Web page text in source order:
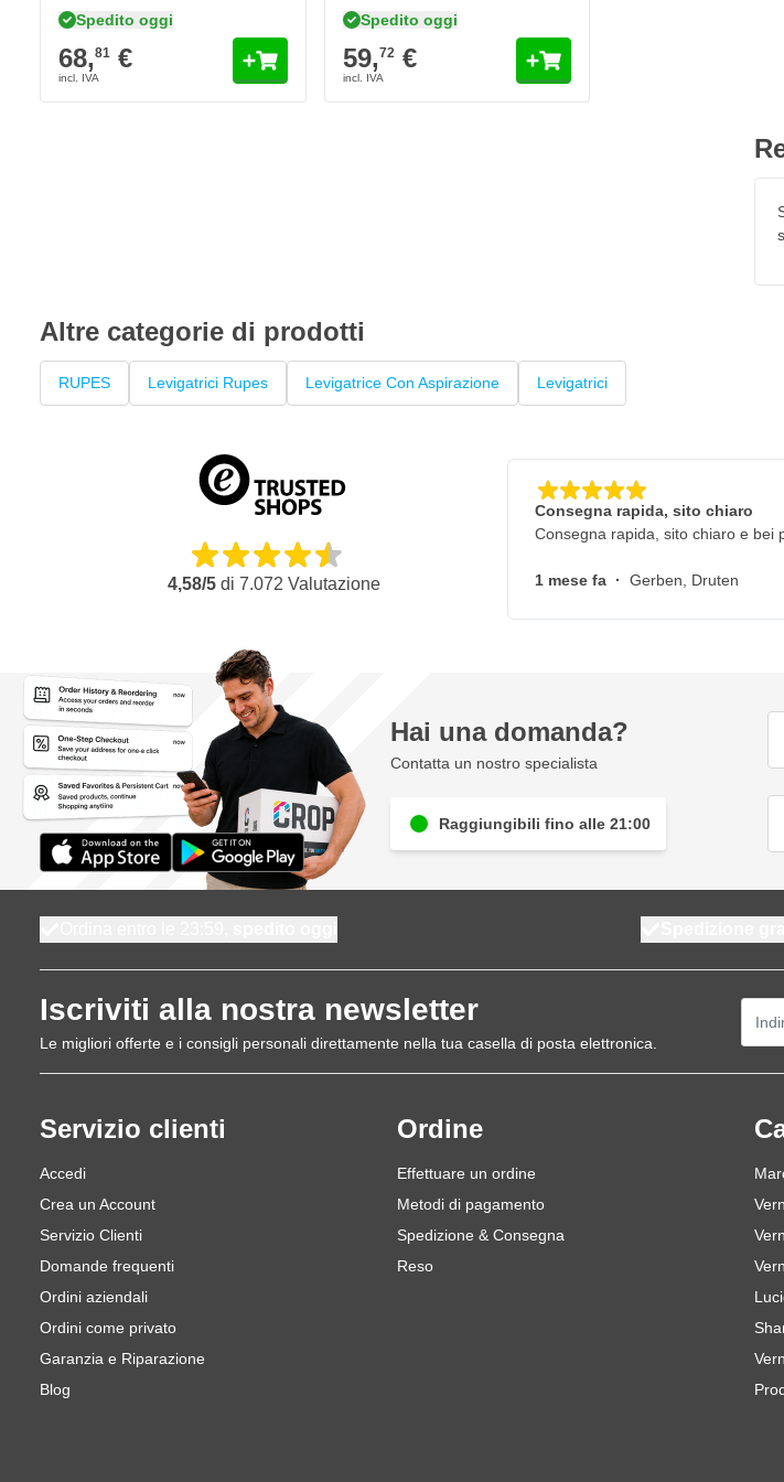
Spedito oggi
68,81 €
Spedito oggi
59,72€
Altre categorie di prodotti
RUPES Levigatrici Rupes Levigatrice Con Aspirazione Levigatrici
4,58/5di 7.072 Valutazione
Consegna rapida, sito chiaro
Consegna rapida, sito chiaro e bei
1 mese fa · Gerben, Druten
Hai una domanda?
Contatta un nostro specialista
Raggiungibili fino alle 21:00
Iscriviti alla nostra newsletter
Le migliori offerte e i consigli personali direttamente nella tua casella di posta elettronica.
Servizio clienti
Accedi
Crea un Account
Servizio Clienti
Domande frequenti
Ordini aziendali
Ordini come privato
Garanzia e Riparazione
Blog
Ordine
Effettuare un ordine
Metodi di pagamento
Spedizione & Consegna
Reso